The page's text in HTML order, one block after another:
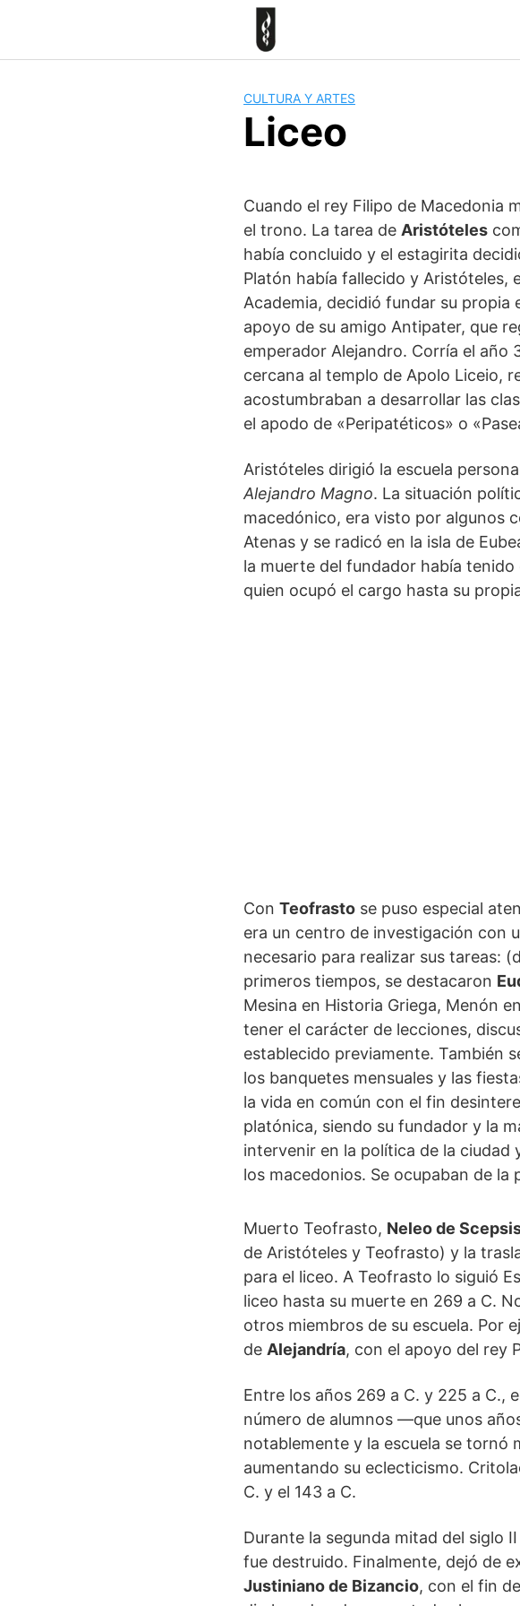
CULTURA Y ARTES
Liceo
Cuando el rey Filipo de Macedonia
el trono. La tarea de Aristóteles
había concluido y el estagirita
Platón había fallecido y Aristóteles,
Academia, decidió fundar su propia
apoyo de su amigo Antipater, que
emperador Alejandro. Corría el año
cercana al templo de Apolo Liceio,
acostumbraban a desarrollar las
el apodo de «Peripatéticos» o
Aristóteles dirigió la escuela
Alejandro Magno. La situación
macedónico, era visto por algunos
Atenas y se radicó en la isla de
la muerte del fundador había
quien ocupó el cargo hasta su
Con Teofrasto se puso especial
era un centro de investigación con
necesario para realizar sus tareas:
primeros tiempos, se destacaron
Mesina en Historia Griega, Menón
tener el carácter de lecciones,
establecido previamente. También
los banquetes mensuales y las
la vida en común con el fin
platónica, siendo su fundador y la
intervenir en la política de la ciudad
los macedonios. Se ocupaban de
Muerto Teofrasto, Neleo de
de Aristóteles y Teofrasto) y la
para el liceo. A Teofrasto lo siguió
liceo hasta su muerte en 269 a C.
otros miembros de su escuela. Por
de Alejandría, con el apoyo del rey
Entre los años 269 a C. y 225 a C.,
número de alumnos ―que unos
notablemente y la escuela se tornó
aumentando su eclecticismo.
C. y el 143 a C.
Durante la segunda mitad del siglo
fue destruido. Finalmente, dejó de
Justiniano de Bizancio, con el fin